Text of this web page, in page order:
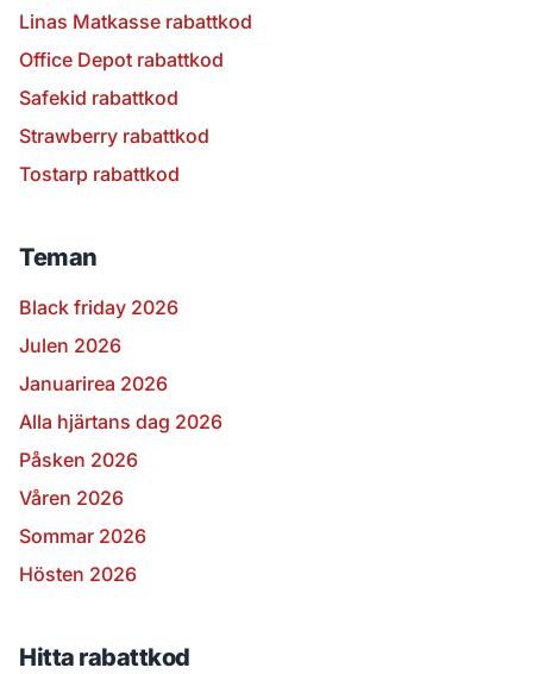
Linas Matkasse rabattkod
Office Depot rabattkod
Safekid rabattkod
Strawberry rabattkod
Tostarp rabattkod
Teman
Black friday 2026
Julen 2026
Januarirea 2026
Alla hjärtans dag 2026
Påsken 2026
Våren 2026
Sommar 2026
Hösten 2026
Hitta rabattkod